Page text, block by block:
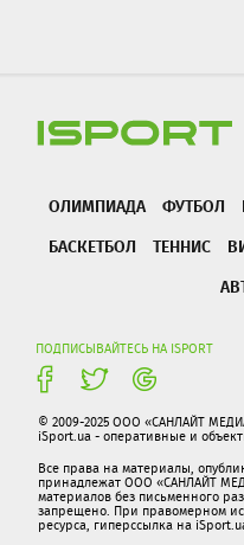
ОЛИМПИАДА ФУТБОЛ
БАСКЕТБОЛ
ТЕННИС
ПОДПИСЫВАЙТЕСЬ НА ISPORT
© 2009-2025 ООО «САНЛАЙТ
iSport.ua - оперативные и
Все права на материалы,
принадлежат ООО «САНЛАЙТ
материалов без письменного
запрещено. При правомерном
ресурса, гиперссылка на